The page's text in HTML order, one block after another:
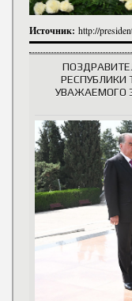
Источник: http://
УВАЖАЕМОГО